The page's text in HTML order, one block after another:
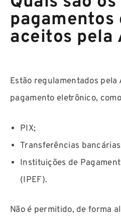
pagamentos
aceitos pela
Estão regulamentados pela
pagamento eletrônico,
PIX;
Transferências
Instituições de
(IPEF).
Não é permitido, de forma